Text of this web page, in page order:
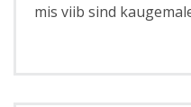
mis viib sind